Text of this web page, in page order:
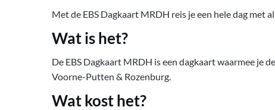
Met de EBS Dagkaart MRDH reis je een hele dag met
Wat is het?
De EBS Dagkaart MRDH is een dagkaart waarmee je
Voorne-Putten & Rozenburg.
Wat kost het?